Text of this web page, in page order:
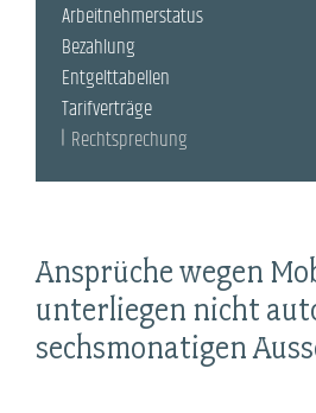
Ansprüche wegen
unterliegen nicht
sechsmonatigen
Arbeitnehmerstatus
Bezahlung
Entgelttabellen
Tarifverträge
Rechtsprechung